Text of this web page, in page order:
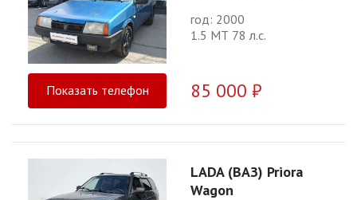
год: 2000
1.5 МТ 78 л.с.
Показать телефон 85 000 ₽
LADA (ВАЗ) Priora
Wagon